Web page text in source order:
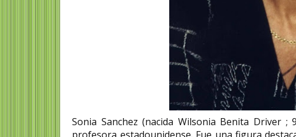
Sonia Sanchez (nacida Wilsonia Benita